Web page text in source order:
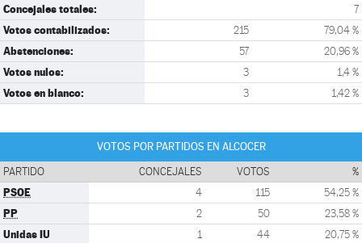
Concejales totales: 7
Votos contabilizados: 215 79,04 %
Abstenciones: 57 20,96 %
Votos nulos: 3 1,4 %
Votos en blanco: 3 1,42 %
VOTOS POR PARTIDOS EN ALCOCER
PARTIDO CONCEJALES VOTOS %
PSOE 4 115 54,25 %
PP 2 50 23,58 %
Unidas IU 1 44 20,75 %